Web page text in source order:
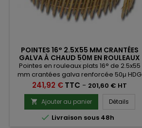
POINTES 16° 2.5X55 MM CRANTÉES
GALVA À CHAUD 50Μ EN ROULEAUX
PLATS FIL MÉTAL X 9000
Pointes en rouleaux plats 16° de 2.5x55
mm crantées galva renforcée 50µ HDG
par galvanisation à chaud liaison fil
métallique Carton de 9000 clous
Prix
241,92 €TTC - 201,60 € HT
 Ajouter au panier Détails
 Livraison sous 48h